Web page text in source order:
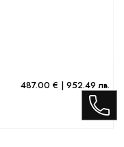
487.00 € | 952.49 лв.